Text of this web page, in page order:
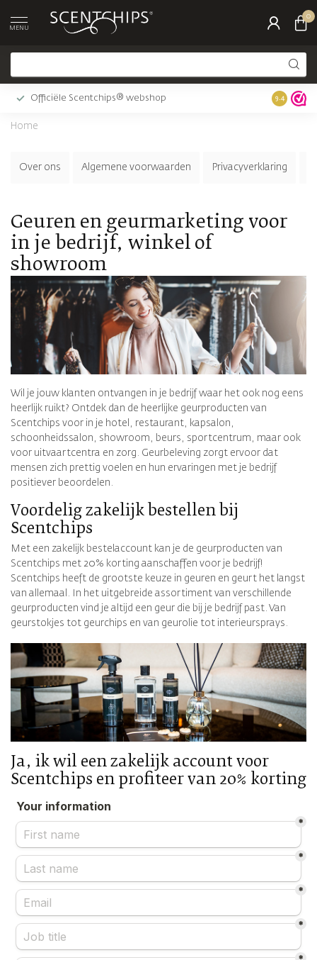
MENU
0
Officiële Scentchips® webshop Ma-vrij
9.4
Home
Over ons Algemene voorwaarden Privacyverklaring
Geuren en geurmarketing voor
in je bedrijf, winkel of
showroom
Wil je jouw klanten ontvangen in je bedrijf waar het ook nog eens
heerlijk ruikt? Ontdek dan de heerlijke geurproducten van
Scentchips voor in je hotel, restaurant, kapsalon,
schoonheidssalon, showroom, beurs, sportcentrum, maar ook
voor uitvaartcentra en zorg. Geurbeleving zorgt ervoor dat
mensen zich prettig voelen en hun ervaringen met je bedrijf
positiever beoordelen.
Voordelig zakelijk bestellen bij
Scentchips
Met een zakelijk bestelaccount kan je de geurproducten van
Scentchips met 20% korting aanschaffen voor je bedrijf!
Scentchips heeft de grootste keuze in geuren en geurt het langst
van allemaal. In het uitgebreide assortiment van verschillende
geurproducten vind je altijd een geur die bij je bedrijf past. Van
geurstokjes tot geurchips en van geurolie tot interieursprays.
Ja, ik wil een zakelijk account voor
Scentchips en profiteer van 20% korting